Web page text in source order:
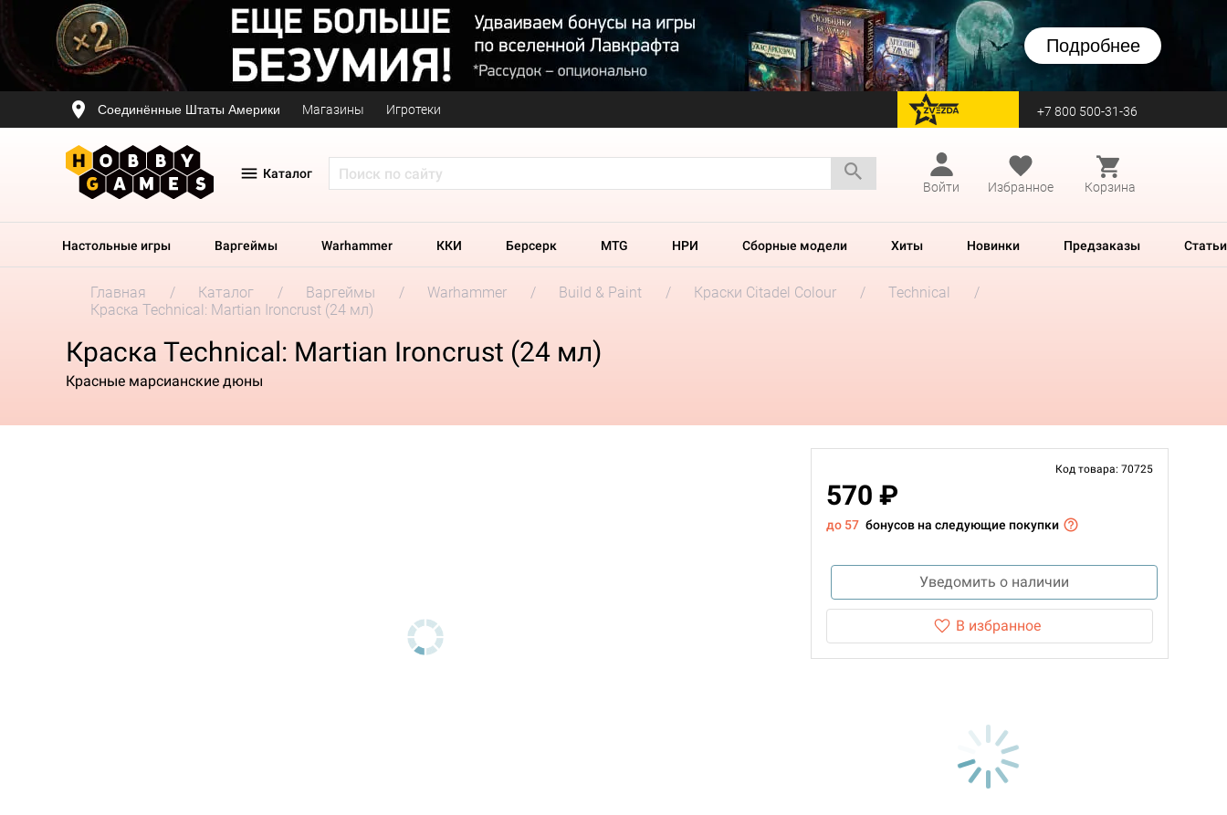
Подробнее
Соединённые Штаты Америки Магазины Игротеки перейти на Zvezda +7 800 500-31-36
Каталог
Войти
Избранное Корзина
Настольные игры Варгеймы Warhammer ККИ Берсерк MTG НРИ Сборные модели Хиты Новинки Предзаказы Статьи
Главная Каталог Варгеймы Warhammer Build & Paint Краски Citadel Colour
Technical
Краска Technical: Martian Ironcrust (24 мл)
Краска Technical: Martian Ironcrust (24 мл)
Красные марсианские дюны
Код товара: 70725
570 ₽
до 57 бонусов на следующие покупки
Уведомить о наличии
В избранное